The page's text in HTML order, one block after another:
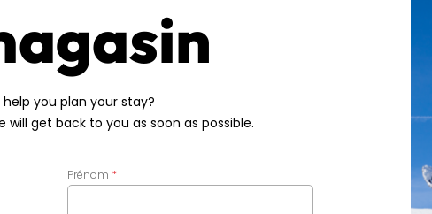
you plan your stay?
get back to you as soon as possible.
Prénom